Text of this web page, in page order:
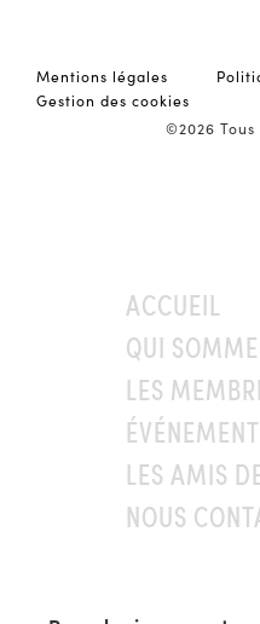
Mentions légales
Gestion des cookies
©2026
ACCUEIL
QUI
LES
LES AMIS
NOUS